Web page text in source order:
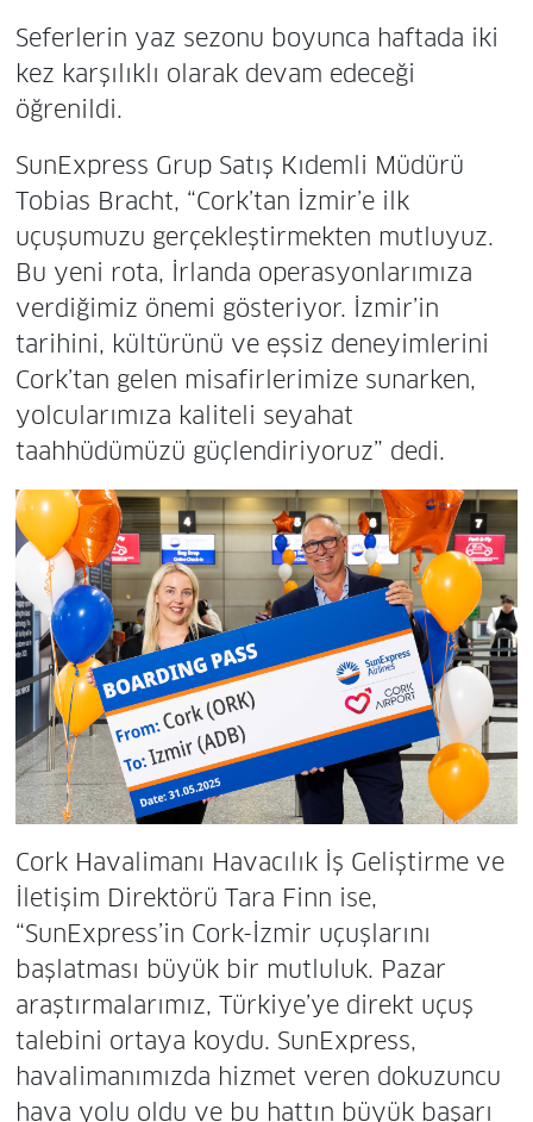
Seferlerin yaz sezonu boyunca haftada iki
kez karşılıklı olarak devam edeceği
öğrenildi.
SunExpress Grup Satış Kıdemli Müdürü
Tobias Bracht, “Cork’tan İzmir’e ilk
uçuşumuzu gerçekleştirmekten mutluyuz.
Bu yeni rota, İrlanda operasyonlarımıza
verdiğimiz önemi gösteriyor. İzmir’in
tarihini, kültürünü ve eşsiz deneyimlerini
Cork’tan gelen misafirlerimize sunarken,
yolcularımıza kaliteli seyahat
taahhüdümüzü güçlendiriyoruz” dedi.
Cork Havalimanı Havacılık İş Geliştirme ve
İletişim Direktörü Tara Finn ise,
“SunExpress’in Cork-İzmir uçuşlarını
başlatması büyük bir mutluluk. Pazar
araştırmalarımız, Türkiye’ye direkt uçuş
talebini ortaya koydu. SunExpress,
havalimanımızda hizmet veren dokuzuncu
hava yolu oldu ve bu hattın büyük başarı